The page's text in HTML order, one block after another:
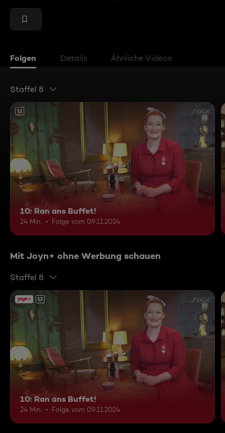
Folgen Details Ähnliche Videos
Staffel 8
12
10: Ran ans Buffet!
24 Min. Folge vom 09.11.2024
Mit Joyn+ ohne Werbung schauen
Staffel 8
12
10: Ran ans Buffet!
24 Min. Folge vom 09.11.2024